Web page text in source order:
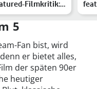
Filmkritik:
S…
5
Fan bist, wird
er bietet alles,
der späten 90er
heutiger